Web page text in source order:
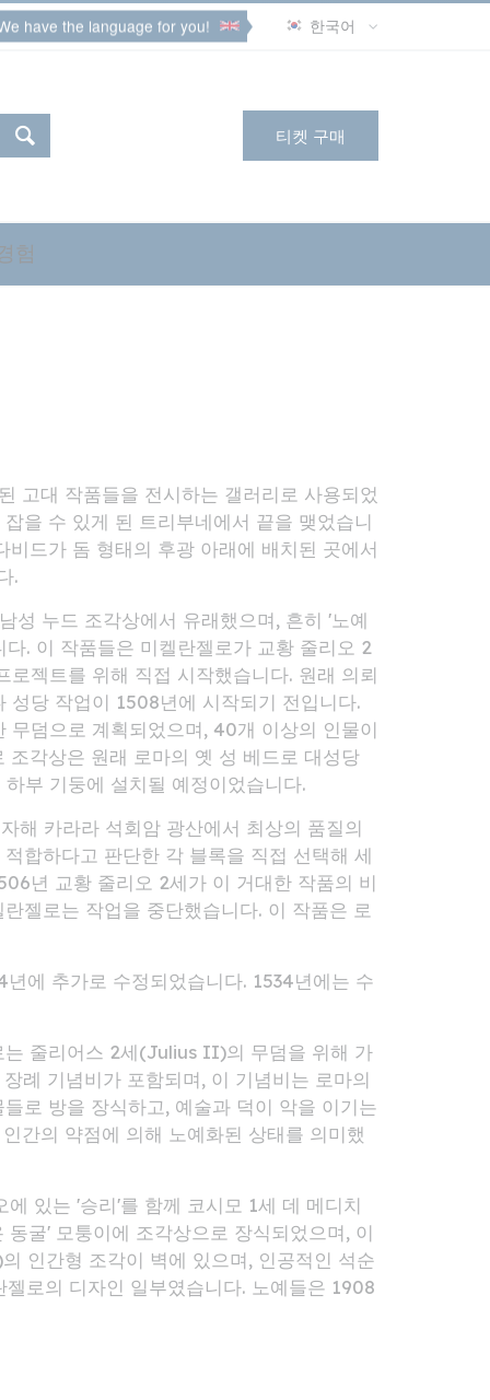
have the language for you! 한국어
티켓 구매
험
고대 작품들을 전시하는 갤러리로 사용되었
을 수 있게 된 트리부네에서 끝을 맺었습니
드가 돔 형태의 후광 아래에 배치된 곳에서
.
성 누드 조각상에서 유래했으며, 흔히 '노예
. 이 작품들은 미켈란젤로가 교황 줄리오 2
젝트를 위해 직접 시작했습니다. 원래 의뢰
성당 작업이 1508년에 시작되기 전입니다.
무덤으로 계획되었으며, 40개 이상의 인물이
조각상은 원래 로마의 옛 성 베드로 대성당
부 기둥에 설치될 예정이었습니다.
해 카라라 석회암 광산에서 최상의 품질의
합하다고 판단한 각 블록을 직접 선택해 세
년 교황 줄리오 2세가 이 거대한 작품의 비
젤로는 작업을 중단했습니다. 이 작품은 로
에 추가로 수정되었습니다. 1534년에는 수
는 줄리어스 2세(Julius II)의 무덤을 위해 가
례 기념비가 포함되며, 이 기념비는 로마의
로 방을 장식하고, 예술과 덕이 악을 이기는
간의 약점에 의해 노예화된 상태를 의미했
있는 '승리'를 함께 코시모 1세 데 메디치
굴' 모퉁이에 조각상으로 장식되었으며, 이
인간형 조각이 벽에 있으며, 인공적인 석순
로의 디자인 일부였습니다. 노예들은 1908